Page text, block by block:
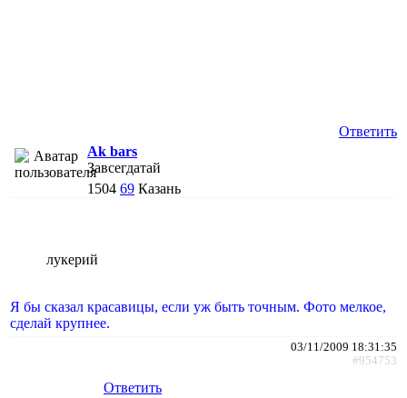
Ответить
Ak bars
Завсегдатай
1504 69 Казань
лукерий
Я бы сказал красавицы, если уж быть точным. Фото мелкое,
сделай крупнее.
03/11/2009 18:31:35
#954753
Ответить